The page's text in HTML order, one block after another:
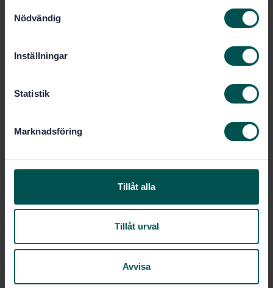
Nödvändig
Inställningar
Statistik
Marknadsföring
Tillåt alla
Tillåt urval
Avvisa
Produktinformation
Språk: Engelska
Internationell titel:
Railway applications -
Utgåva:1
Ersätts av: SS-EN 16186-8:2022+A1:2024
STANDARDER